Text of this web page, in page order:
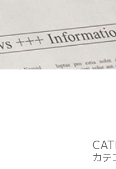
カテ